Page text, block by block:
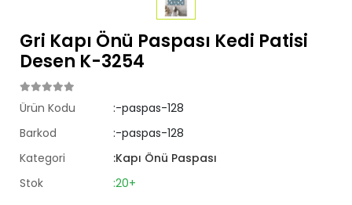
Gri Kapı Önü Paspası Kedi Patisi
Desen K-3254
Ürün Kodu
:-paspas-128
Barkod
:-paspas-128
Kategori
:Kapı Önü Paspası
Stok
:20+